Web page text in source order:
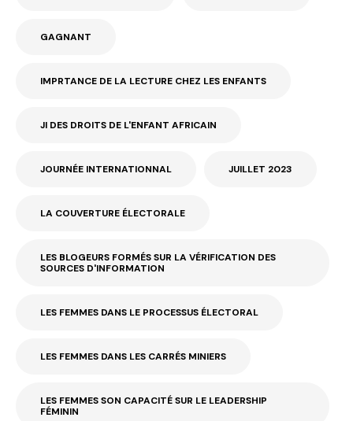
GAGNANT
IMPRTANCE DE LA LECTURE CHEZ LES ENFANTS
JI DES DROITS DE L'ENFANT AFRICAIN
JOURNÉE INTERNATIONNAL JUILLET 2023
LA COUVERTURE ÉLECTORALE
LES BLOGEURS FORMÉS SUR LA VÉRIFICATION DES
SOURCES D'INFORMATION
LES FEMMES DANS LE PROCESSUS ÉLECTORAL
LES FEMMES DANS LES CARRÉS MINIERS
LES FEMMES SON CAPACITÉ SUR LE LEADERSHIP
FÉMININ